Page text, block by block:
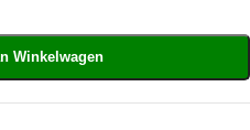
Winkelwagen